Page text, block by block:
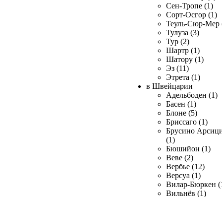
Сен-Тропе (1)
Сорт-Осгор (1)
Теуль-Сюр-Мер
Тулуза (3)
Тур (2)
Шартр (1)
Шатору (1)
Эз (11)
Этрета (1)
в Швейцарии
Адельбоден (1)
Басен (1)
Блоне (5)
Бриссаго (1)
Брусино
(1)
Бюшийон (1)
Веве (2)
Вербье (12)
Версуа (1)
Вилар-Бюркен
Вильнёв (1)